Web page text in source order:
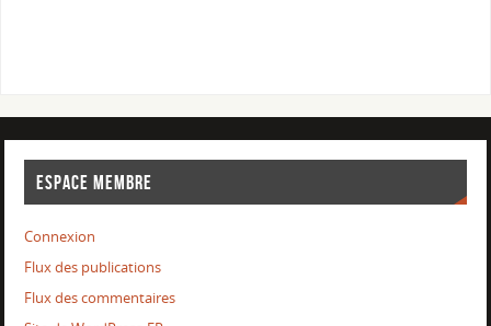
ESPACE MEMBRE
Connexion
Flux des publications
Flux des commentaires